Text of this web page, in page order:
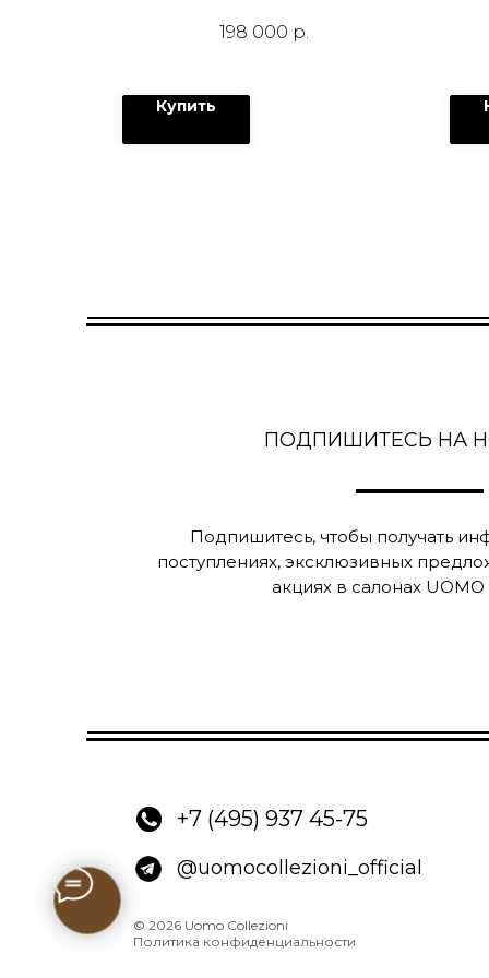
198 000 р.
Купить
ПОДПИШИТЕСЬ НА
Подпишитесь, чтобы получать
поступлениях, эксклюзивных
акциях в салонах
© 2026 Uomo Collezioni
@uomocollezioni_official
+7 (495) 937 45-75
Политика конфиденциальности